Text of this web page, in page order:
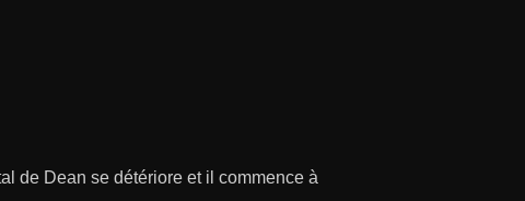
de Dean se détériore et il commence à